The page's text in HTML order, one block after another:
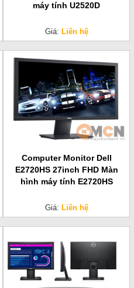
máy tính U2520D
Giá: Liên hệ
Computer Monitor Dell
E2720HS 27inch FHD Màn
hình máy tính E2720HS
Giá: Liên hệ